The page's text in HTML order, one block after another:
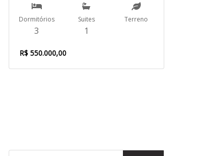
Dormitórios
3
Suites
1
Terreno
R$ 550.000,00